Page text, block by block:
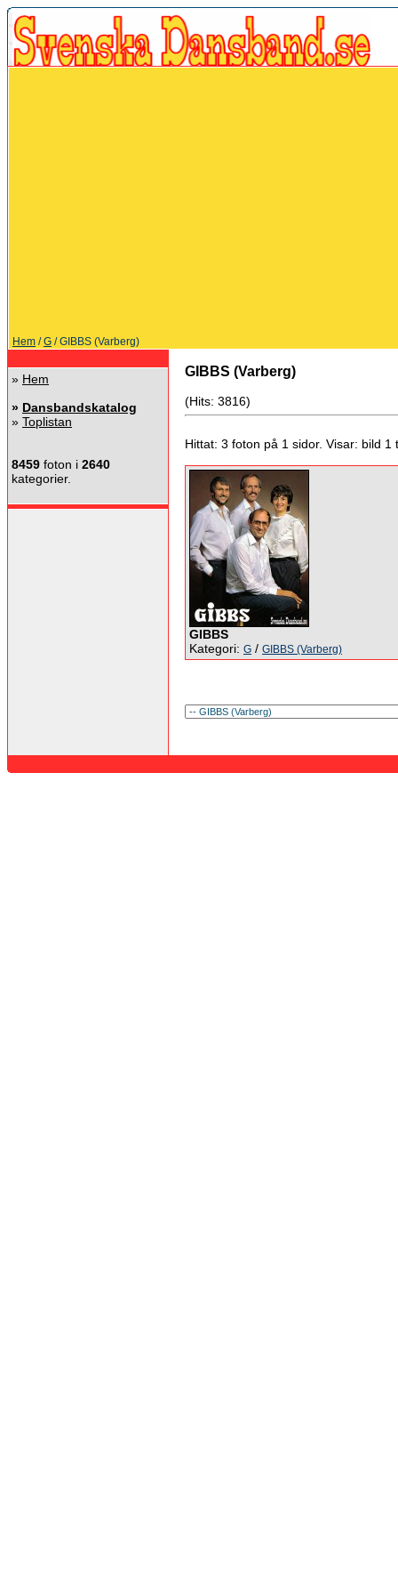
Hem /G / GIBBS (Varberg)
» Hem
» Dansbandskatalog
» Toplistan
8459 foton i 2640
kategorier.
GIBBS (Varberg)
(Hits: 3816)
Hittat: 3 foton på 1 sidor. Visar: bild 1
GIBBS
Kategori: G / GIBBS (Varberg)